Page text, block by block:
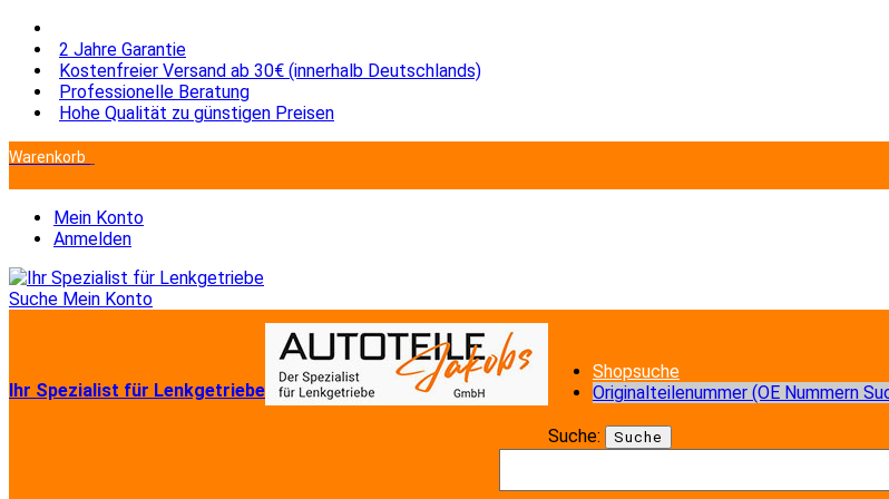
2 Jahre Garantie
Kostenfreier Versand ab 30€ (innerhalb Deutschlands)
Professionelle Beratung
Hohe Qualität zu günstigen Preisen
Warenkorb
Mein Konto
Anmelden
Suche Mein Konto
Ihr Spezialist für Lenkgetriebe
Shopsuche
Originalteilenummer (OE Nummern
Suche: Suche